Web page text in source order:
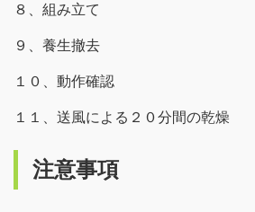
８、組み立て
９、養生撤去
１０、動作確認
１１、送風による２０分間の乾燥
注意事項